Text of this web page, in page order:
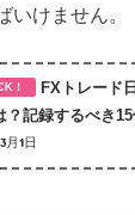
いけません。
FXトレード
？記録するべき
月1日